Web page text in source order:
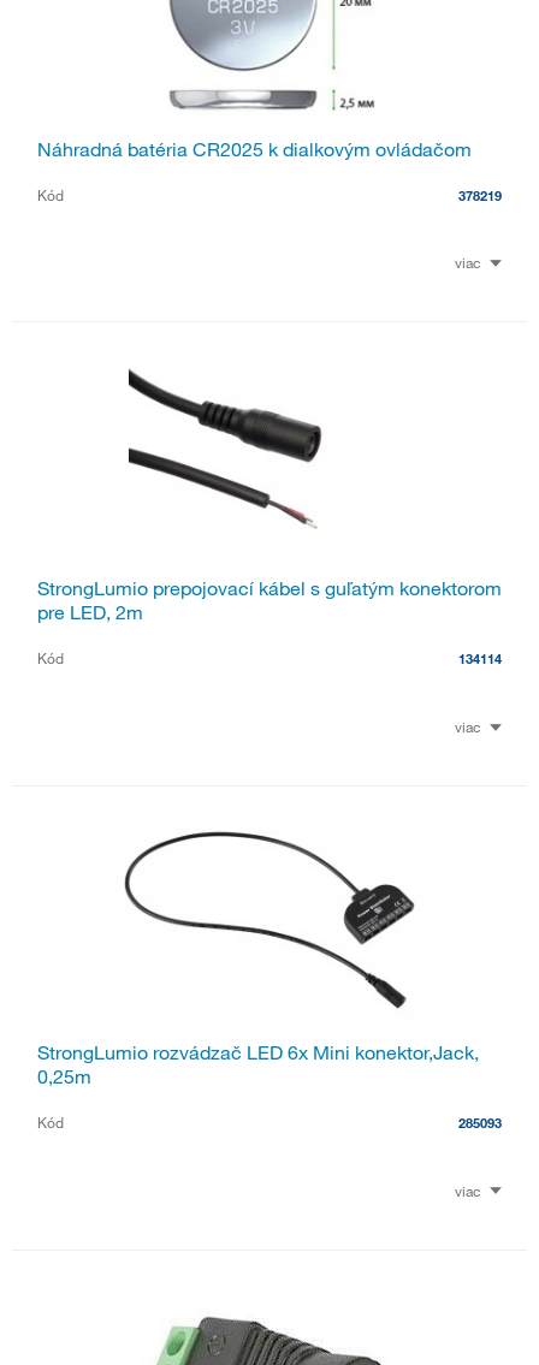
Náhradná batéria CR2025 k dialkovým ovládačom
Kód 378219
viac
StrongLumio prepojovací kábel s guľatým konektorom
pre LED, 2m
Kód 134114
viac
StrongLumio rozvádzač LED 6x Mini konektor,Jack,
0,25m
Kód 285093
viac